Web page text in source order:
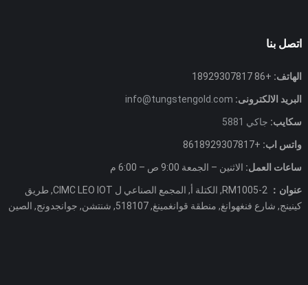
اتصل بنا
الهاتف: +86 18929307817
البريد الالكترونى: info@tungstengold.com
سكايب: جاكي 5881
واتس اب: +8618929307817
ساعات العمل: الاثنين – الجمعة 9:00 ص – 6:00 م
عنوان：
RM1005-2, الكتلة أ, المجمع الصناعي ل CIMC LEO IOT, طريق
كينينج, شارع فنغهوانغ, منطقة قوانغمينغ, 518107, شنتشن, جوانجدونج, الصين